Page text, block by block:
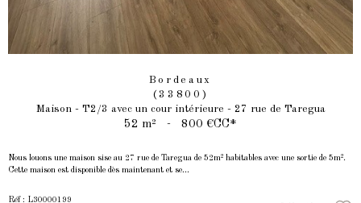
Bordeaux
(33800)
Maison - T2/3 avec un cour intérieure - 27 rue de Taregua
52 m² - 800 €CC*
Nous louons une maison sise au 27 rue de Taregua de 52m² habitables avec une sortie de 5m².
Cette maison est disponible dès maintenant et se...
Réf : L30000199